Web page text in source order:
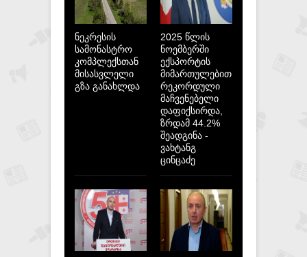
ნეკრესის
სამონასტრო
კომპლექსთან
მისასვლელი
გზა განახლდა
2025 წლის
ნოემბერში
ექსპორტის
მიმართულებით
რეკორდული
მაჩვენებელი
დაფიქსირდა,
ზრდამ 44.2%
შეადგინა -
ვახტანგ
ცინცაძე